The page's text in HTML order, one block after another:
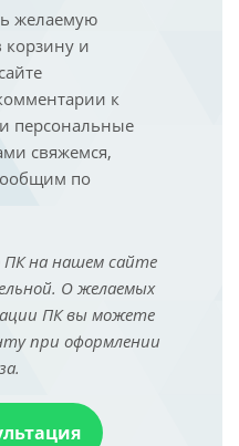
желаемую
и
к
персональные
свяжемся,
по
ПК на нашем сайте
О желаемых
ПК вы можете
при оформлении